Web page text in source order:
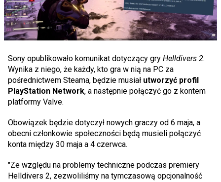
Sony opublikowało komunikat dotyczący gry Helldivers 2.
Wynika z niego, że każdy, kto gra w nią na PC za
pośrednictwem Steama, będzie musiał utworzyć profil
PlayStation Network, a następnie połączyć go z kontem
platformy Valve.
Obowiązek będzie dotyczył nowych graczy od 6 maja, a
obecni członkowie społeczności będą musieli połączyć
konta między 30 maja a 4 czerwca.
"Ze względu na problemy techniczne podczas premiery
Helldivers 2, zezwoliliśmy na tymczasową opcjonalność